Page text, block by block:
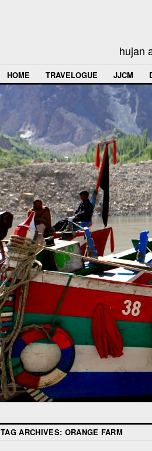
hujan
HOME TRAVELOGUE JJCM
TAG ARCHIVES: ORANGE FARM